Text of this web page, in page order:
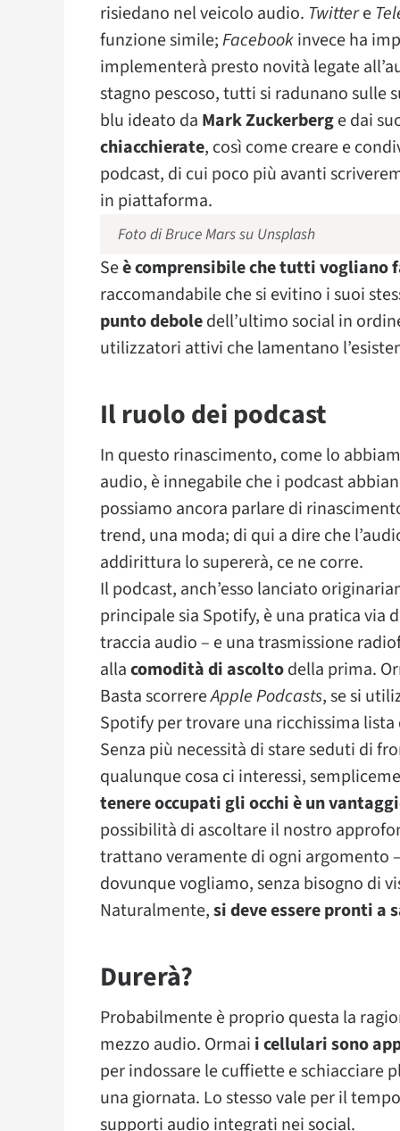
risiedano nel veicolo audio. Twittere
funzione simile;Facebookinvece ha
implementerà presto novità legate
stagno pescoso, tutti si radunano sulle
blu ideato da Mark Zuckerberge dai
chiacchierate, così come creare e
podcast, di cui poco più avanti
in piattaforma.
Foto di Bruce Mars su Unsplash
Seè comprensibile che tutti vogliano
raccomandabile che si evitino i suoi
punto deboledell’ultimo social in
utilizzatori attivi che lamentano
Il ruolo dei podcast
In questo rinascimento, come lo
audio, è innegabile che i podcast
possiamo ancora parlare di
trend, una moda; di qui a dire che
addirittura lo supererà, ce ne corre.
Il podcast, anch’esso lanciato
principale sia Spotify, è una pratica via
traccia audio – e una trasmissione
allacomodità di ascoltodella prima.
Basta scorrereApple Podcasts, se si
Spotify per trovare una ricchissima
Senza più necessità di stare seduti di
qualunque cosa ci interessi,
tenere occupati gli occhi è un
possibilità di ascoltare il nostro
trattano veramente di ogni argomento
dovunque vogliamo, senza bisogno di
Naturalmente,si deve essere pronti
Durerà?
Probabilmente è proprio questa la
mezzo audio. Ormai i cellulari sono
per indossare le cuffiette e schiacciare
una giornata. Lo stesso vale per il
supporti audio integrati nei social.